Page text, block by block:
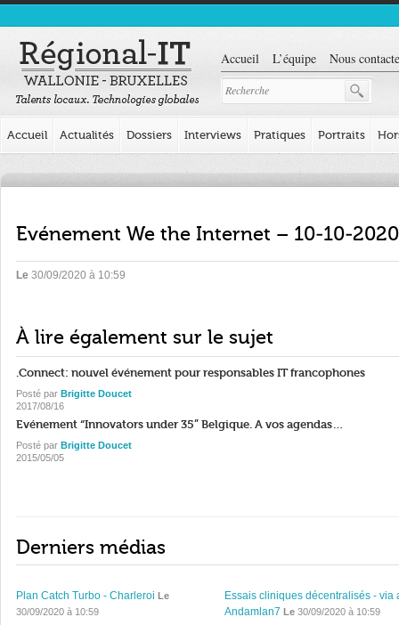
Accueil L’équipe Nous
Accueil Actualités Dossiers Interviews Pratiques Portraits
Evénement We the Internet – 10-10-
Le 30/09/2020 à 10:59
À lire également sur le sujet
.Connect: nouvel événement pour responsables IT francophones
Posté par Brigitte Doucet
2017/08/16
Evénement “Innovators under 35” Belgique. A vos agendas…
Posté par Brigitte Doucet
2015/05/05
Derniers médias
Plan Catch Turbo - Charleroi Le
30/09/2020 à 10:59
Essais cliniques décentralisés - via
Andamlan7 Le30/09/2020 à 10:59